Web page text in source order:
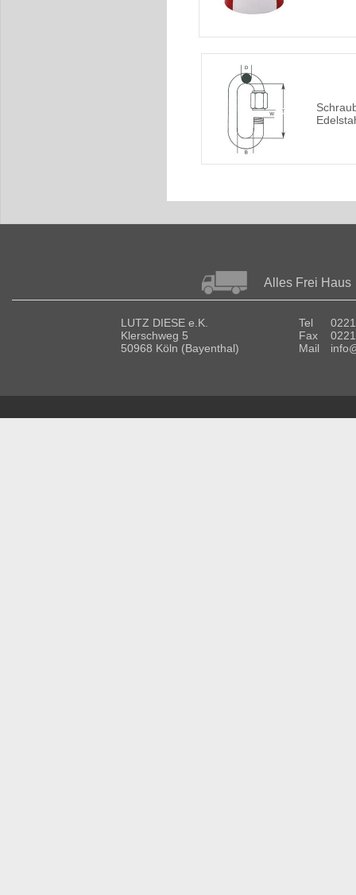
Alles Frei Haus
LUTZ DIESE e.K.
Klerschweg 5
50968 Köln (Bayenthal)
Tel
Fax
Mail